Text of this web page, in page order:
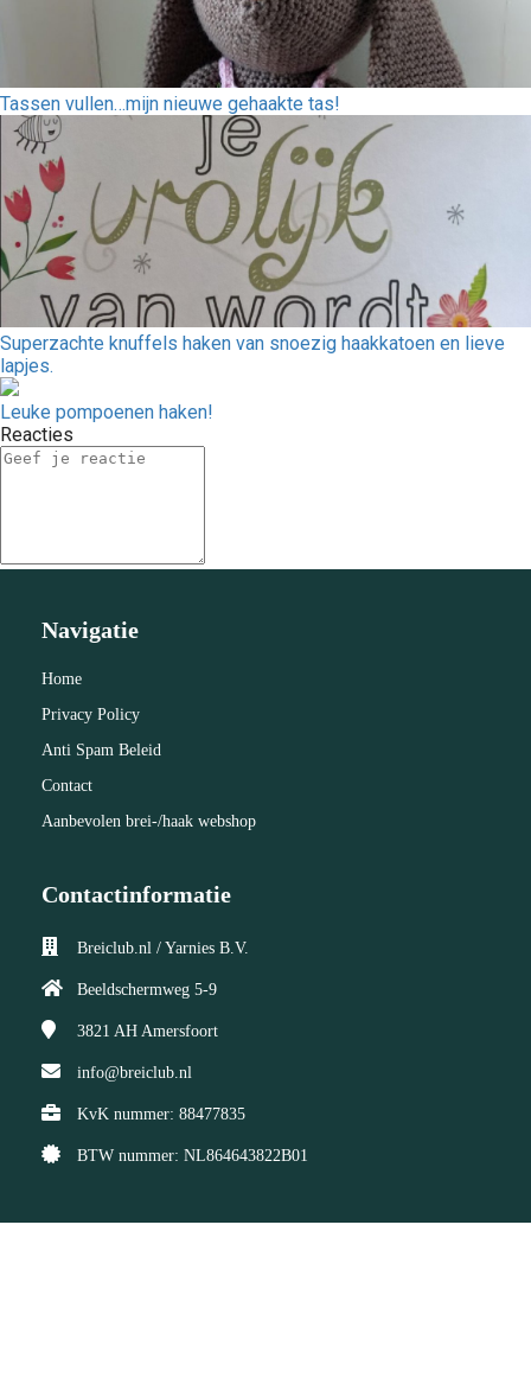
Tassen vullen…mijn nieuwe gehaakte tas!
Superzachte knuffels haken van snoezig haakkatoen en lieve
lapjes.
Leuke pompoenen haken!
Reacties
Navigatie
Home
Privacy Policy
Anti Spam Beleid
Contact
Aanbevolen brei-/haak webshop
Contactinformatie
Breiclub.nl / Yarnies B.V.
Beeldschermweg 5-9
3821 AH Amersfoort
info@breiclub.nl
KvK nummer: 88477835
BTW nummer: NL864643822B01